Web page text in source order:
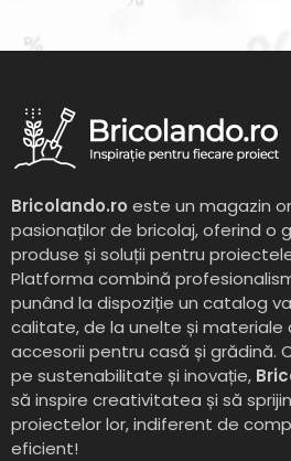
Bricolando.ro este un magazin
pasionaților de bricolaj, oferind o
produse și soluții pentru
Platforma combină
punând la dispoziție un catalog
calitate, de la unelte și materiale
accesorii pentru casă și grădină.
pe sustenabilitate și inovație,
să inspire creativitatea și să
proiectelor lor, indiferent de
eficient!